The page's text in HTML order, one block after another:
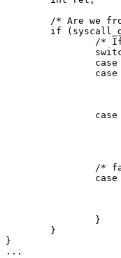
}
...